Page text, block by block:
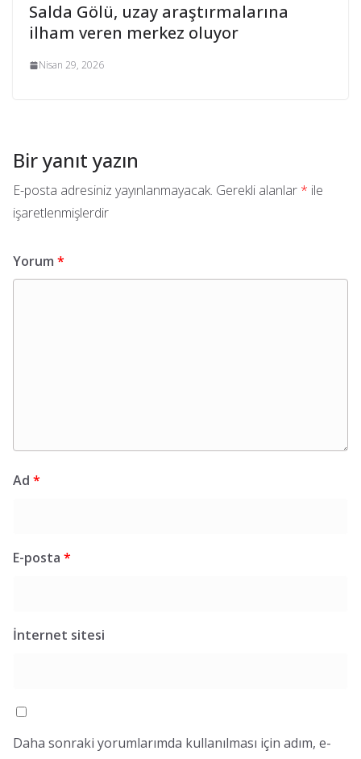
Salda Gölü, uzay araştırmalarına
ilham veren merkez oluyor
Nisan 29, 2026
Bir yanıt yazın
E-posta adresiniz yayınlanmayacak. Gerekli alanlar * ile
işaretlenmişlerdir
Yorum *
Ad *
E-posta *
İnternet sitesi
Daha sonraki yorumlarımda kullanılması için adım, e-